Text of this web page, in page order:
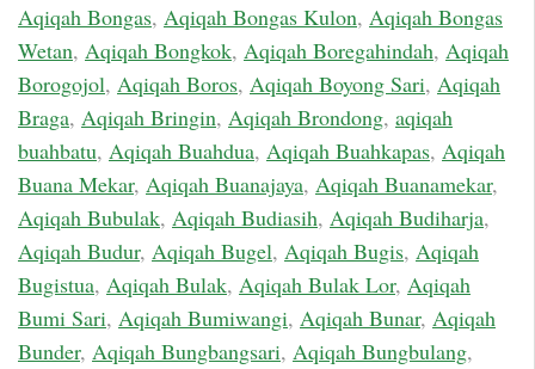
Aqiqah Bongas, Aqiqah Bongas Kulon, Aqiqah Bongas
Wetan, Aqiqah Bongkok, Aqiqah Boregahindah, Aqiqah
Borogojol, Aqiqah Boros, Aqiqah Boyong Sari, Aqiqah
Braga, Aqiqah Bringin, Aqiqah Brondong, aqiqah
buahbatu, Aqiqah Buahdua, Aqiqah Buahkapas, Aqiqah
Buana Mekar, Aqiqah Buanajaya, Aqiqah Buanamekar,
Aqiqah Bubulak, Aqiqah Budiasih, Aqiqah Budiharja,
Aqiqah Budur, Aqiqah Bugel, Aqiqah Bugis, Aqiqah
Bugistua, Aqiqah Bulak, Aqiqah Bulak Lor, Aqiqah
Bumi Sari, Aqiqah Bumiwangi, Aqiqah Bunar, Aqiqah
Bunder, Aqiqah Bungbangsari, Aqiqah Bungbulang,